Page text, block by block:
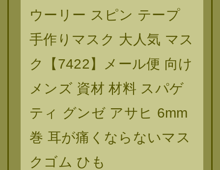
ウーリー スピン テープ
手作りマスク 大人気 マス
ク【7422】メール便 向け
メンズ 資材 材料 スパゲ
ティ グンゼ アサヒ 6mm
巻 耳が痛くならないマス
クゴム ひも